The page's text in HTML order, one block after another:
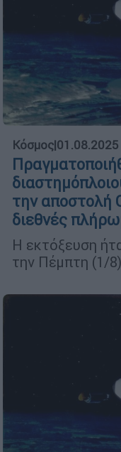
Κόσμος|
την αποστολή
διεθνές
Η εκτόξευση
την Πέμπτη (1/8)